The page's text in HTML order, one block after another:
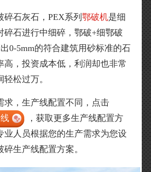
碎石灰石，PEX系列鄂破机是细
碎石进行中细碎，鄂破+细鄂破
0-5mm的符合建筑用砂标准的石
高，投资成本低，利润却也非常
松过万。
求，生产线配置不同，点击
，获取更多生产线配置方
业人员根据您的生产需求为您设
生产线配置方案。